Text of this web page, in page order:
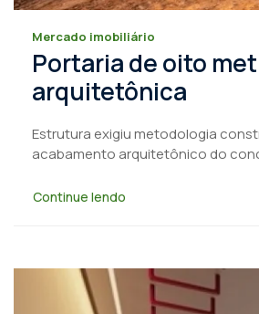
Mercado imobiliário
Portaria de oito
arquitetônica
Estrutura exigiu metodologia
acabamento arquitetônico do
Continue lendo